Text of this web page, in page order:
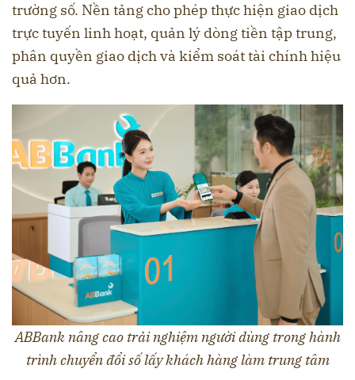
trường số. Nền tảng cho phép thực hiện giao dịch
trực tuyến linh hoạt, quản lý dòng tiền tập trung,
phân quyền giao dịch và kiểm soát tài chính hiệu
quả hơn.
ABBank nâng cao trải nghiệm người dùng trong hành
trình chuyển đổi số lấy khách hàng làm trung tâm